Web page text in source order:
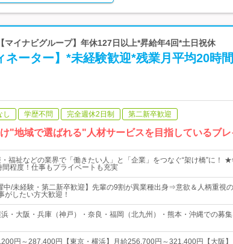
マイナビグループ】年休127日以上*昇給年4回*土日祝休
ネーター】*未経験歓迎*残業月平均20時
し 学歴不問 完全週休2日制 第二新卒歓迎
"地域で選ばれる"人材サービスを目指しているブレ
・福祉などの業界で「働きたい人」と「企業」をつなぐ“架け橋”に！
間程度！仕事もプライベートも充実
中/未経験・第二新卒歓迎】先輩の9割が異業種出身⇒意欲＆人柄重視
したい方大歓迎！
浜・大阪・兵庫（神戸）・奈良・福岡（北九州）・熊本・沖縄での募
円～287,400円【東京・横浜】月給256,700円～321,400円【大阪